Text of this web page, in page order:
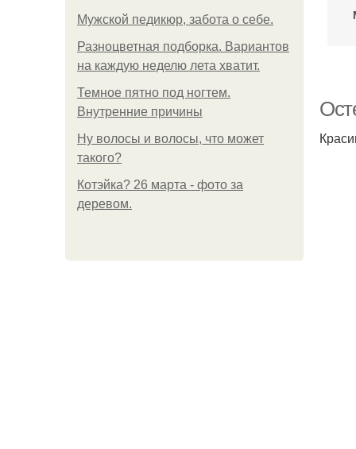
Мужской педикюр, забота о себе.
Разноцветная подборка. Вариантов
на каждую неделю лета хватит.
Темное пятно под ногтем.
Внутренние причины
Ну волосы и волосы, что может
такого?
Котэйка? 26 марта - фото за
деревом.